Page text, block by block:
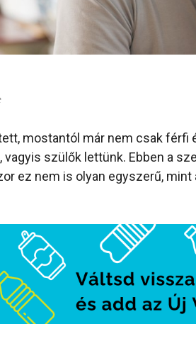
mostantól már nem csak férfi
vagyis szülők lettünk. Ebben a
ez nem is olyan egyszerű,